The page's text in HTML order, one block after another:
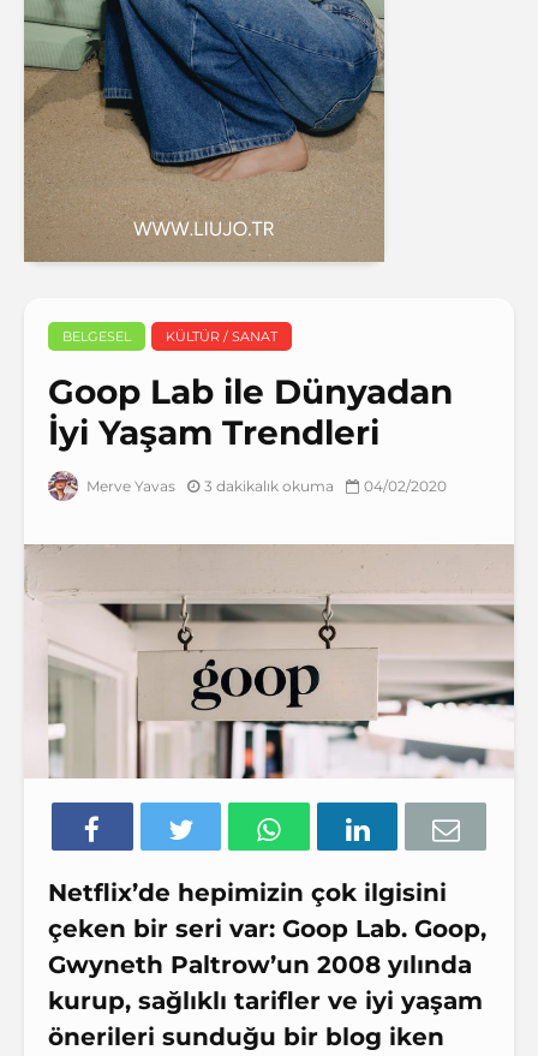
BELGESEL KÜLTÜR / SANAT
Goop Lab ile Dünyadan
İyi Yaşam Trendleri
Merve Yavas 3 dakikalık okuma 04/02/2020
Netflix’de hepimizin çok ilgisini
çeken bir seri var: Goop Lab. Goop,
Gwyneth Paltrow’un 2008 yılında
kurup, sağlıklı tarifler ve iyi yaşam
önerileri sunduğu bir blog iken